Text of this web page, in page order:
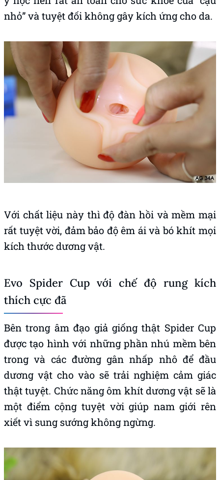
nhỏ” và tuyệt đối không gây kích ứng cho da.
Với chất liệu này thì độ đàn hồi và mềm mại
rất tuyệt vời, đảm bảo độ êm ái và bó khít mọi
kích thước dương vật.
Evo Spider Cup với chế độ rung kích
thích cực đã
Bên trong âm đạo giả giống thật Spider Cup
được tạo hình với những phần nhú mềm bên
trong và các đường gân nhấp nhô để đầu
dương vật cho vào sẽ trải nghiệm cảm giác
thật tuyệt. Chức năng ôm khít dương vật sẽ là
một điểm cộng tuyệt vời giúp nam giới rên
xiết vì sung sướng không ngừng.